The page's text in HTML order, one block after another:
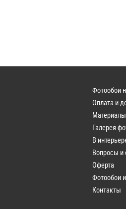
Фотообои
Оплата и
Материалы
Галерея
В
Вопросы и
Оферта
Фотообои
Контакты